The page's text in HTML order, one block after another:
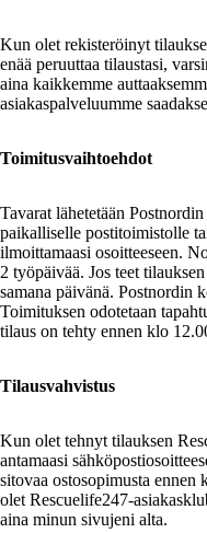
Kun olet rekisteröinyt
enää peruuttaa tilaustasi,
aina kaikkemme
asiakaspalveluumme
Toimitusvaihtoehdot
Tavarat lähetetään
paikalliselle postitoimistolle
ilmoittamaasi osoitteeseen.
2 työpäivää. Jos teet
samana päivänä. Postnordin
Toimituksen odotetaan
tilaus on tehty ennen klo
Tilausvahvistus
Kun olet tehnyt tilauksen
antamaasi
sitovaa ostosopimusta ennen
olet Rescuelife247-
aina minun sivujeni alta.